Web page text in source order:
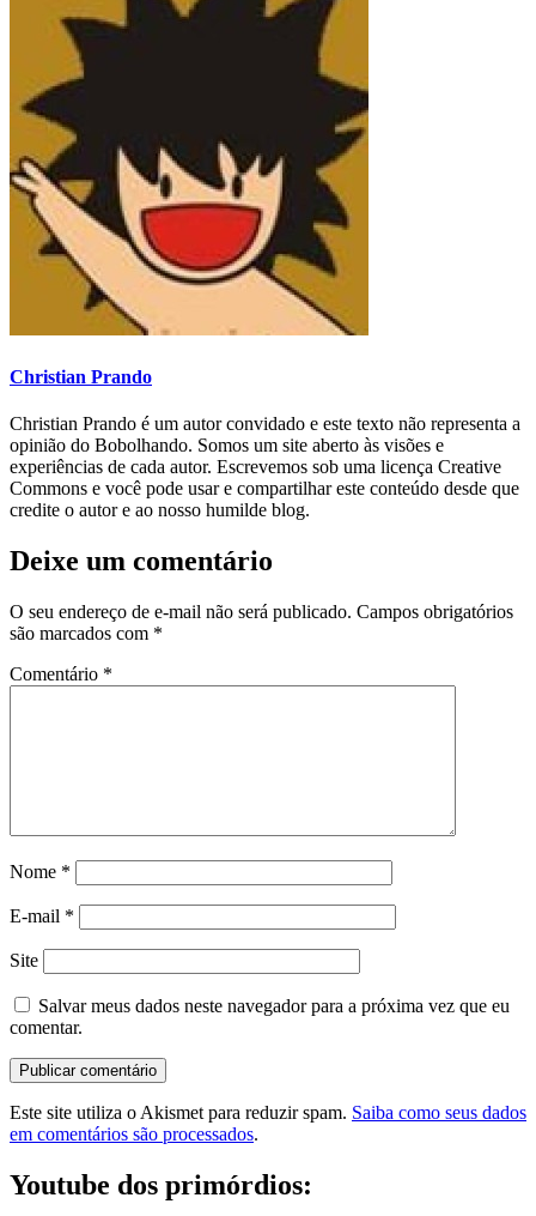
Christian Prando
Christian Prando é um autor convidado e este texto não representa a
opinião do Bobolhando. Somos um site aberto às visões e
experiências de cada autor. Escrevemos sob uma licença Creative
Commons e você pode usar e compartilhar este conteúdo desde que
credite o autor e ao nosso humilde blog.
Deixe um comentário
O seu endereço de e-mail não será publicado. Campos obrigatórios
são marcados com *
Comentário *
Nome *
E-mail *
Site
Salvar meus dados neste navegador para a próxima vez que eu
comentar.
Este site utiliza o Akismet para reduzir spam. Saiba como seus dados
em comentários são processados.
Youtube dos primórdios: